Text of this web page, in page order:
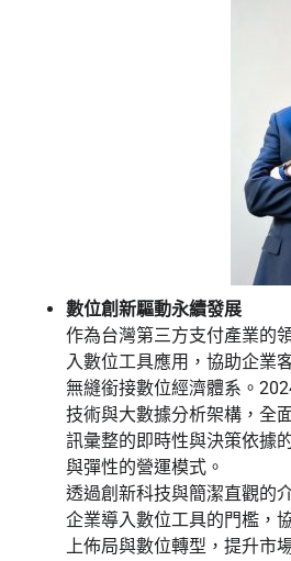
數位創新驅動永續發展
作為台灣第三方支付產業的
入數位工具應用，協助企業
無縫銜接數位經濟體系。
技術與大數據分析架構，全
訊彙整的即時性與決策依據
與彈性的營運模式。
透過創新科技與簡潔直觀的
企業導入數位工具的門檻，
上佈局與數位轉型，提升市